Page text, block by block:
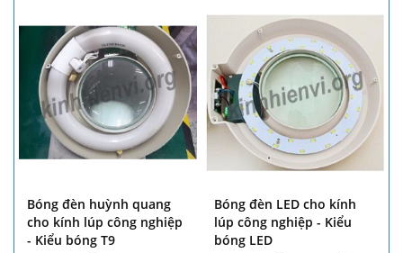
Bóng đèn huỳnh quang
cho kính lúp công nghiệp
- Kiểu bóng T9
Bóng đèn LED cho kính
lúp công nghiệp - Kiểu
bóng LED